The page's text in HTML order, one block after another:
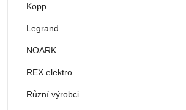
Kopp
Legrand
NOARK
REX elektro
Různí výrobci